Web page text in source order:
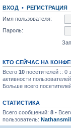
ВХОД • РЕГИСТРАЦИЯ
Имя пользователя:
Пароль:
КТО СЕЙЧАС НА
Всего 10 посетителей :: 0
активности
Больше всего
СТАТИСТИКА
Всего сообщений: 8 •
пользователь: